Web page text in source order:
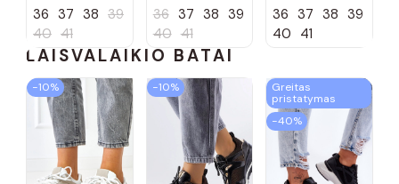
36 37 38 39
40 41
36 37 38 39
40 41
36 37 38 39
40 41
LAISVALAIKIO BATAI
−10% −10%
Greitas
pristatymas
−40%